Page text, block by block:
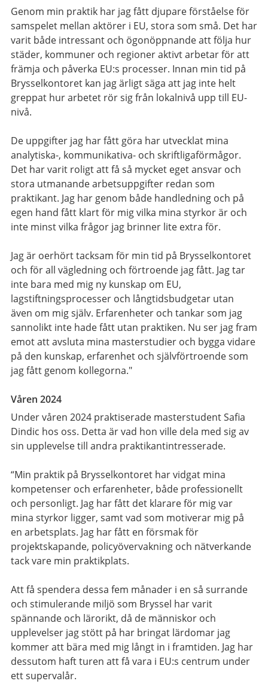
Genom min praktik har jag fått djupare förståelse för
samspelet mellan aktörer i EU, stora som små. Det har
varit både intressant och ögonöppnande att följa hur
städer, kommuner och regioner aktivt arbetar för att
främja och påverka EU:s processer. Innan min tid på
Brysselkontoret kan jag ärligt säga att jag inte helt
greppat hur arbetet rör sig från lokalnivå upp till EU-
nivå.
De uppgifter jag har fått göra har utvecklat mina
analytiska-, kommunikativa- och skriftligaförmågor.
Det har varit roligt att få så mycket eget ansvar och
stora utmanande arbetsuppgifter redan som
praktikant. Jag har genom både handledning och på
egen hand fått klart för mig vilka mina styrkor är och
inte minst vilka frågor jag brinner lite extra för.
Jag är oerhört tacksam för min tid på Brysselkontoret
och för all vägledning och förtroende jag fått. Jag tar
inte bara med mig ny kunskap om EU,
lagstiftningsprocesser och långtidsbudgetar utan
även om mig själv. Erfarenheter och tankar som jag
sannolikt inte hade fått utan praktiken. Nu ser jag fram
emot att avsluta mina masterstudier och bygga vidare
på den kunskap, erfarenhet och självförtroende som
jag fått genom kollegorna."
Våren 2024
Under våren 2024 praktiserade masterstudent Safia
Dindic hos oss. Detta är vad hon ville dela med sig av
sin upplevelse till andra praktikantintresserade.
“Min praktik på Brysselkontoret har vidgat mina
kompetenser och erfarenheter, både professionellt
och personligt. Jag har fått det klarare för mig var
mina styrkor ligger, samt vad som motiverar mig på
en arbetsplats. Jag har fått en försmak för
projektskapande, policyövervakning och nätverkande
tack vare min praktikplats.
Att få spendera dessa fem månader i en så surrande
och stimulerande miljö som Bryssel har varit
spännande och lärorikt, då de människor och
upplevelser jag stött på har bringat lärdomar jag
kommer att bära med mig långt in i framtiden. Jag har
dessutom haft turen att få vara i EU:s centrum under
ett supervalår.